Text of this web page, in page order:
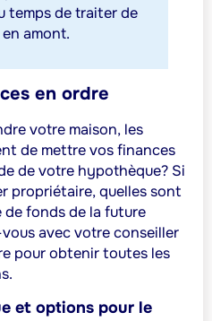
temps de traiter de
amont.
en ordre
votre maison, les
de mettre vos finances
de votre hypothèque? Si
propriétaire, quelles sont
de fonds de la future
avec votre conseiller
pour obtenir toutes les
et options pour le